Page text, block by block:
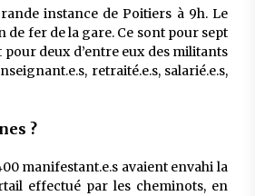
instance de Poitiers à 9h. Le
fer de la gare. Ce sont pour sept
deux d’entre eux des militants
retraité.e.s, salarié.e.s,
?
manifestant.e.s avaient envahi la
effectué par les cheminots, en